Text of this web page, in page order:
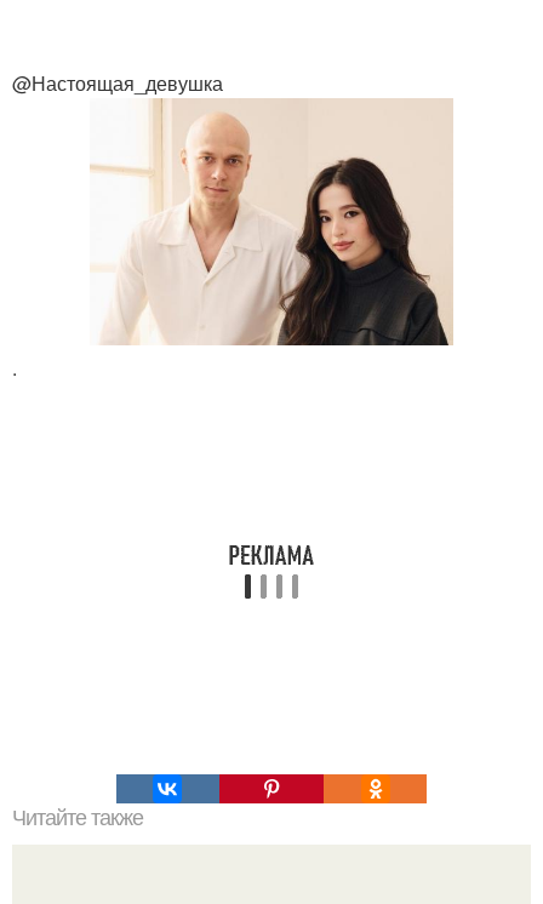
@Настоящая_девушка
.
Читайте также